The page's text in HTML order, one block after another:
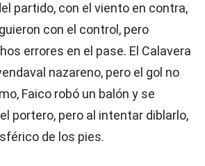
partido, con el viento en contra,
con el control, pero
errores en el pase. El Calavera
nazareno, pero el gol no
Faico robó un balón y se
portero, pero al intentar diblarlo,
de los pies.